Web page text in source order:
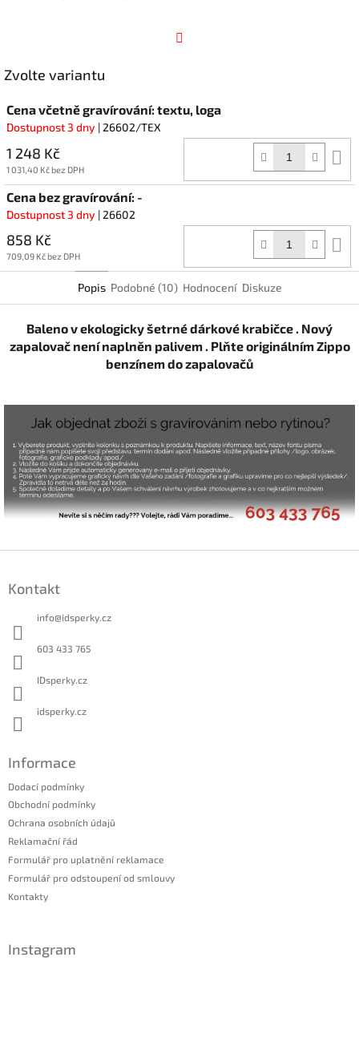
Zvolte variantu
Cena včetně gravírování: textu, loga
Dostupnost 3 dny | 26602/TEX
1 248 Kč
1 031,40 Kč bez DPH
Cena bez gravírování: -
Dostupnost 3 dny | 26602
858 Kč
709,09 Kč bez DPH
Popis Podobné (10) Hodnocení Diskuze
Baleno v ekologicky šetrné dárkové krabičce . Nový
zapalovač není naplněn palivem . Plňte originálním Zippo
benzínem do zapalovačů
Kontakt
info@idsperky.cz
603 433 765
IDsperky.cz
idsperky.cz
Informace
Dodací podmínky
Obchodní podmínky
Ochrana osobních údajů
Reklamační řád
Formulář pro uplatnění reklamace
Formulář pro odstoupení od smlouvy
Kontakty
Instagram